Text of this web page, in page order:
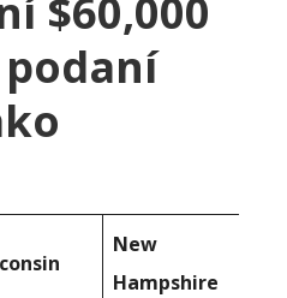
$60,000
New
Hampshire